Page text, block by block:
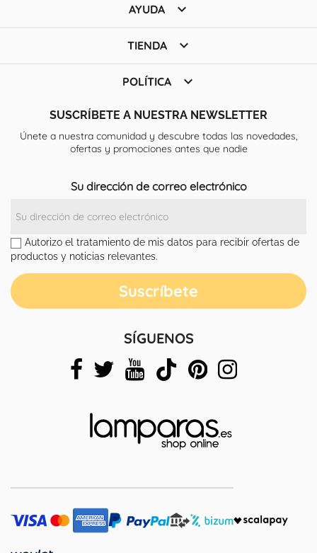
AYUDA 
TIENDA 
POLÍTICA 
SUSCRÍBETE A NUESTRA NEWSLETTER
Únete a nuestra comunidad y descubre todas las novedades,
ofertas y promociones antes que nadie
Su dirección de correo electrónico
Autorizo el tratamiento de mis datos para recibir ofertas de
productos y noticias relevantes.
SÍGUENOS